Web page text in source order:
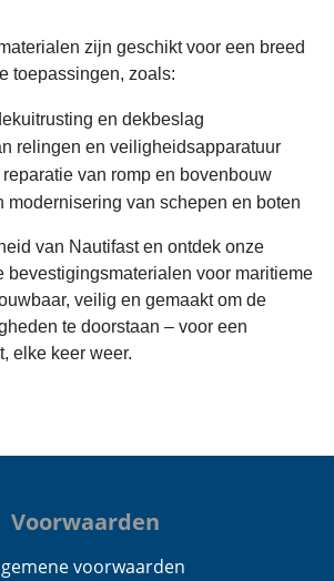
zijn geschikt voor een breed
toepassingen, zoals:
en dekbeslag
relingen en veiligheidsapparatuur
van romp en bovenbouw
modernisering van schepen en boten
van Nautifast en ontdek onze
bevestigingsmaterialen voor maritieme
veilig en gemaakt om de
te doorstaan – voor een
elke keer weer.
Voorwaarden
voorwaarden